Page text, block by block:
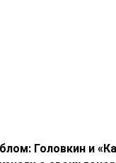
Головкин и